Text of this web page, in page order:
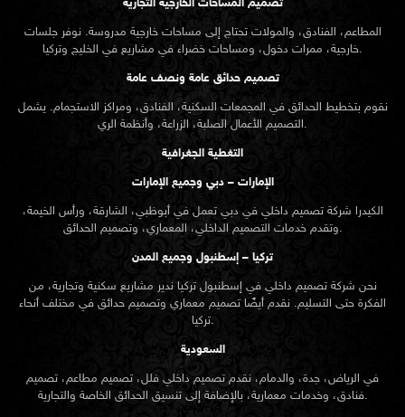
تصميم المساحات الخارجية التجارية
المطاعم، الفنادق، والمولات تحتاج إلى مساحات خارجية مدروسة. نوفر جلسات
خارجية، ممرات دخول، ومساحات خضراء في مشاريع في الخليج وتركيا.
تصميم حدائق عامة ونصف عامة
نقوم بتخطيط الحدائق في المجمعات السكنية، الفنادق، ومراكز الاستجمام. يشمل
التصميم الأعمال الصلبة، الزراعة، وأنظمة الري.
التغطية الجغرافية
الإمارات – دبي وجميع الإمارات
الكيدرا شركة تصميم داخلي في دبي تعمل في أبوظبي، الشارقة، ورأس الخيمة،
وتقدم خدمات التصميم الداخلي، المعماري، وتصميم الحدائق.
تركيا – إسطنبول وجميع المدن
نحن شركة تصميم داخلي في إسطنبول تركيا ندير مشاريع سكنية وتجارية، من
الفكرة حتى التسليم. نقدم أيضًا تصميم معماري وتصميم حدائق في مختلف أنحاء
تركيا.
السعودية
في الرياض، جدة، والدمام، نقدم تصميم داخلي فلل، تصميم مطاعم، تصميم
فنادق، وخدمات معمارية، بالإضافة إلى تنسيق الحدائق الخاصة والتجارية.